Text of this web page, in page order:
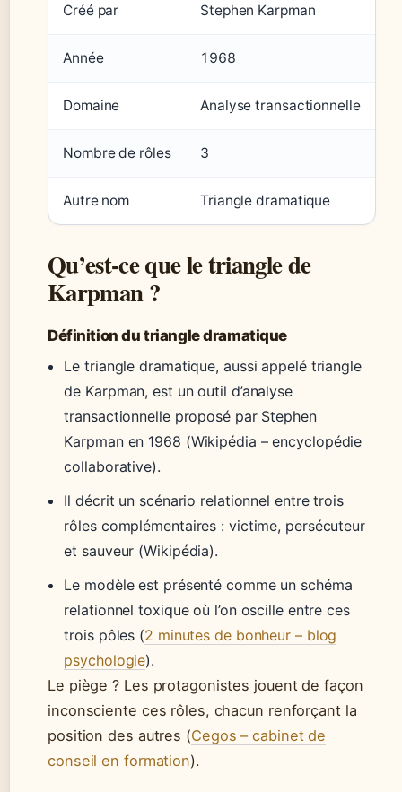
Créé par Stephen Karpman
Année 1968
Domaine Analyse transactionnelle
Nombre de rôles 3
Autre nom Triangle dramatique
Qu’est-ce que le triangle de
Karpman ?
Définition du triangle dramatique
Le triangle dramatique, aussi appelé triangle
de Karpman, est un outil d’analyse
transactionnelle proposé par Stephen
Karpman en 1968 (Wikipédia – encyclopédie
collaborative).
Il décrit un scénario relationnel entre trois
rôles complémentaires : victime, persécuteur
et sauveur (Wikipédia).
Le modèle est présenté comme un schéma
relationnel toxique où l’on oscille entre ces
trois pôles (2 minutes de bonheur – blog
psychologie).
Le piège ? Les protagonistes jouent de façon
inconsciente ces rôles, chacun renforçant la
position des autres (Cegos – cabinet de
conseil en formation).